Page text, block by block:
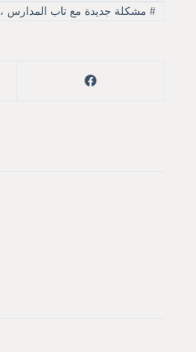
#مشكلة جديدة مع تاب المدارس ،T585